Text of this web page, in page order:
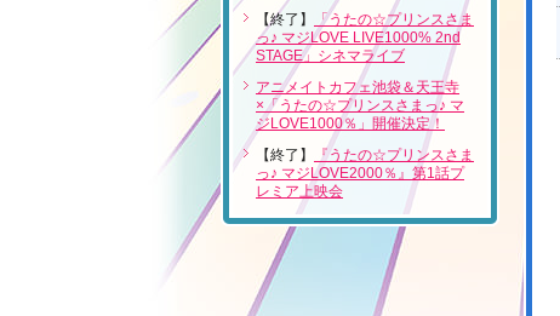
【終了】
「うたの☆プリンスさま
っ♪ マジLOVE LIVE1000% 2nd
STAGE」シネマライブ
アニメイトカフェ池袋＆天王寺
×「うたの☆プリンスさまっ♪ マ
ジLOVE1000％」開催決定！
【終了】
『うたの☆プリンスさま
っ♪ マジLOVE2000％』第1話プ
レミア上映会